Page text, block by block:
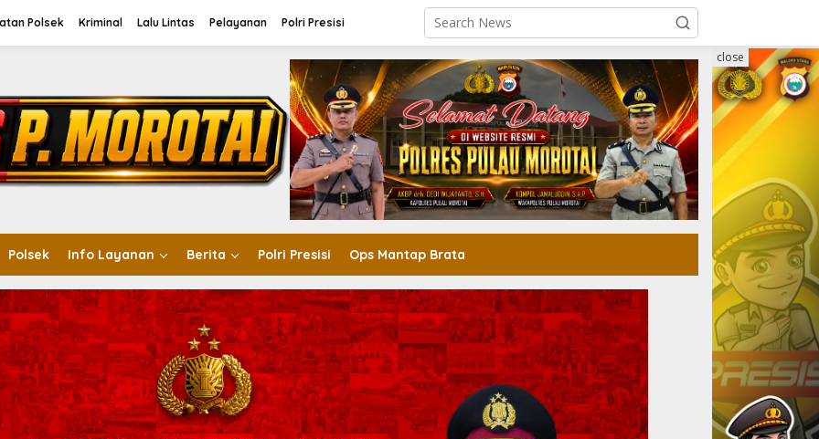
Polsek Kriminal Lalu Lintas Pelayanan Polri Presisi
Polsek Info Layanan Berita Polri Presisi Ops Mantap Brata
close